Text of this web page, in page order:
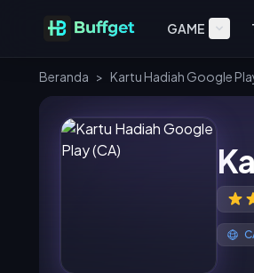
GAME
Beranda > Kartu Hadiah Google